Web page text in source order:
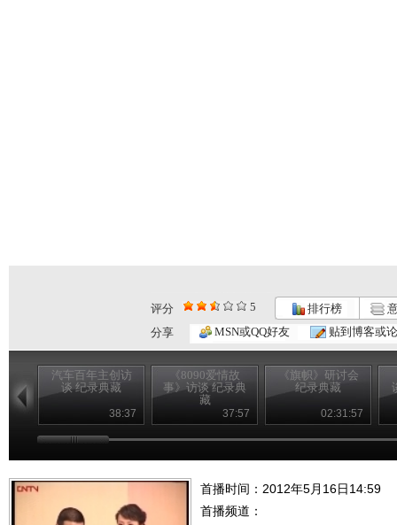
评分 5 排行榜
分享
MSN或QQ好友 贴到博客或
汽车百年主创访
谈 纪录典藏
38:37
《8090爱情故
事》访谈 纪录典
藏
37:57
《旗帜》研讨会
纪录典藏
02:31:57
首播时间：2012年5月16日14:59
首播频道：